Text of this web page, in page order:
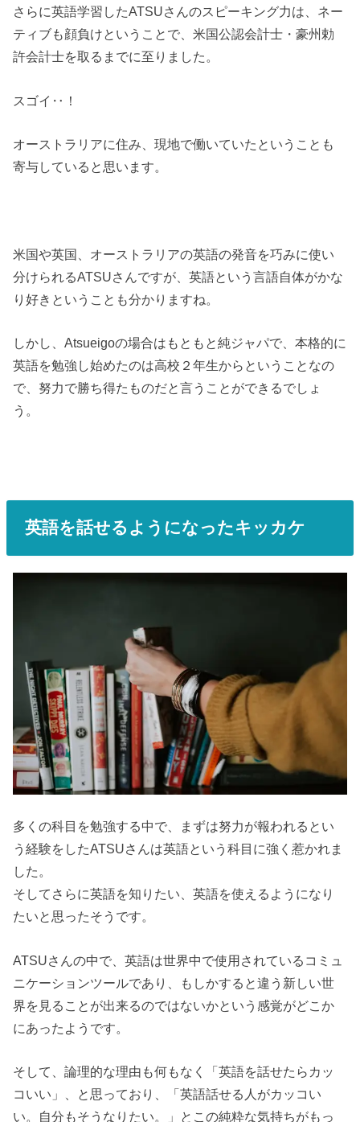
さらに英語学習したATSUさんのスピーキング力は、ネー
ティブも顔負けということで、米国公認会計士・豪州勅
許会計士を取るまでに至りました。
スゴイ‥！
オーストラリアに住み、現地で働いていたということも
寄与していると思います。
米国や英国、オーストラリアの英語の発音を巧みに使い
分けられるATSUさんですが、英語という言語自体がかな
り好きということも分かりますね。
しかし、Atsueigoの場合はもともと純ジャパで、本格的に
英語を勉強し始めたのは高校２年生からということなの
で、努力で勝ち得たものだと言うことができるでしょ
う。
英語を話せるようになったキッカケ
多くの科目を勉強する中で、まずは努力が報われるとい
う経験をしたATSUさんは英語という科目に強く惹かれま
した。
そしてさらに英語を知りたい、英語を使えるようになり
たいと思ったそうです。
ATSUさんの中で、英語は世界中で使用されているコミュ
ニケーションツールであり、もしかすると違う新しい世
界を見ることが出来るのではないかという感覚がどこか
にあったようです。
そして、論理的な理由も何もなく「英語を話せたらカッ
コいい」、と思っており、「英語話せる人がカッコい
い。自分もそうなりたい。」とこの純粋な気持ちがもっ